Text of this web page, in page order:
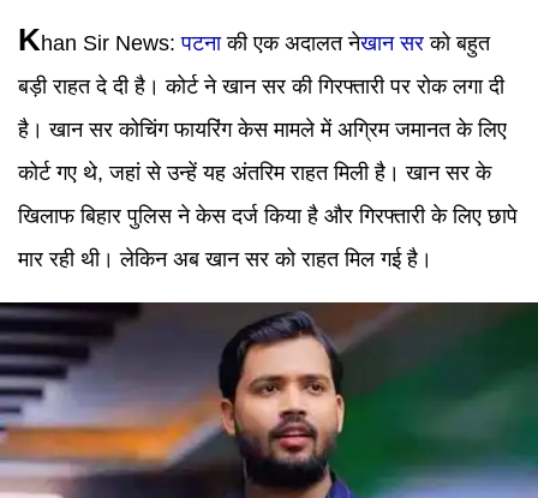
Khan Sir News:पटनाकी एक अदालत नेखान सर को बहुत
बड़ी राहत दे दी है। कोर्ट ने खान सर की गिरफ्तारी पर रोक लगा दी
है। खान सर कोचिंग फायरिंग केस मामले में अग्रिम जमानत के लिए
कोर्ट गए थे, जहां से उन्हें यह अंतरिम राहत मिली है। खान सर के
खिलाफ बिहार पुलिस ने केस दर्ज किया है और गिरफ्तारी के लिए छापे
मार रही थी। लेकिन अब खान सर को राहत मिल गई है।